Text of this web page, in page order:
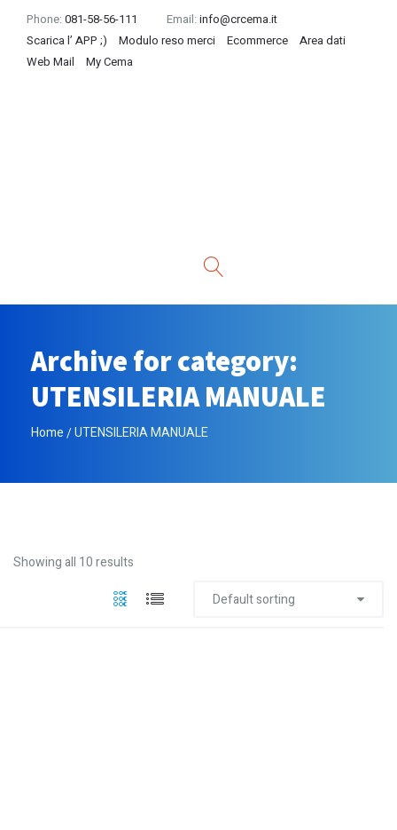
Phone: 081-58-56-111 Email: info@crcema.it
Scarica l’ APP ;)
Modulo reso merci Ecommerce
Area dati
Web Mail
My Cema
Archive for category:
UTENSILERIA MANUALE
Home UTENSILERIA MANUALE
Showing all 10 results
Default sorting